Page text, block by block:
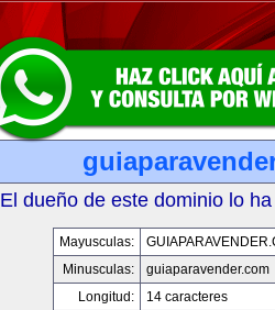
El dueño de este dominio lo
Mayusculas:
Minusculas:
guiaparavender.com
Longitud:
14 caracteres